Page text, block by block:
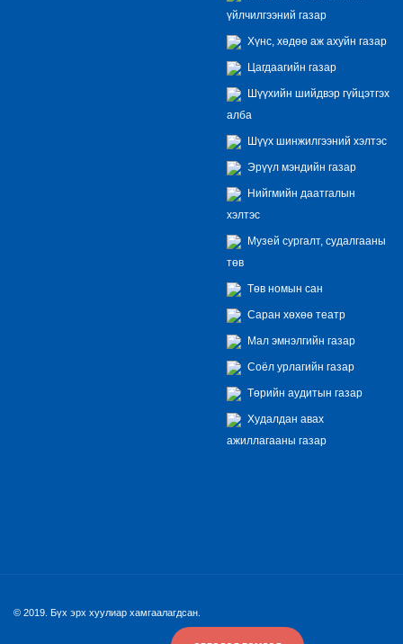
үйлчилгээний газар
Хүнс, хөдөө аж ахуйн газар
Цагдаагийн газар
Шүүхийн шийдвэр гүйцэтгэх
алба
Шүүх шинжилгээний хэлтэс
Эрүүл мэндийн газар
Нийгмийн даатгалын
хэлтэс
Музей сургалт, судалгааны
төв
Төв номын сан
Саран хөхөө театр
Мал эмнэлгийн газар
Соёл урлагийн газар
Төрийн аудитын газар
Худалдан авах
ажиллагааны газар
© 2019. Бүх эрх хуулиар хамгаалагдсан.